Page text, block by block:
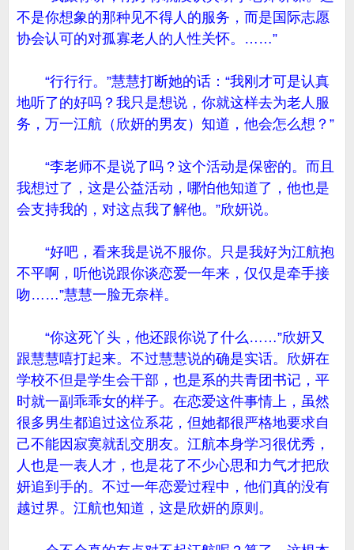
不是你想象的那种见不得人的服务，而是国际志愿
协会认可的对孤寡老人的人性关怀。……”
“行行行。”慧慧打断她的话：“我刚才可是认真
地听了的好吗？我只是想说，你就这样去为老人服
务，万一江航（欣妍的男友）知道，他会怎么想？”
“李老师不是说了吗？这个活动是保密的。而且
我想过了，这是公益活动，哪怕他知道了，他也是
会支持我的，对这点我了解他。”欣妍说。
“好吧，看来我是说不服你。只是我好为江航抱
不平啊，听他说跟你谈恋爱一年来，仅仅是牵手接
吻……”慧慧一脸无奈样。
“你这死丫头，他还跟你说了什么……”欣妍又
跟慧慧嘻打起来。不过慧慧说的确是实话。欣妍在
学校不但是学生会干部，也是系的共青团书记，平
时就一副乖乖女的样子。在恋爱这件事情上，虽然
很多男生都追过这位系花，但她都很严格地要求自
己不能因寂寞就乱交朋友。江航本身学习很优秀，
人也是一表人才，也是花了不少心思和力气才把欣
妍追到手的。不过一年恋爱过程中，他们真的没有
越过界。江航也知道，这是欣妍的原则。